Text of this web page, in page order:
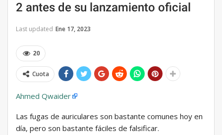
2 antes de su lanzamiento oficial
Last updated Ene 17, 2023
20
Cuota
Ahmed Qwaider
Las fugas de auriculares son bastante comunes hoy en
día, pero son bastante fáciles de falsificar.